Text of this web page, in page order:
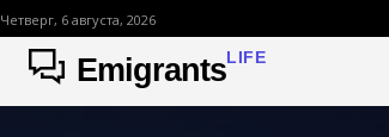
Четверг, 6 августа, 2026
EmigrantsLIFE